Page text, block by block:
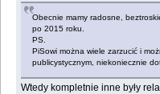
Obecnie mamy radosne,
po 2015 roku.
PS.
PiSowi można wiele zarzucić i
publicystycznym, niekoniecznie
Wtedy kompletnie inne były